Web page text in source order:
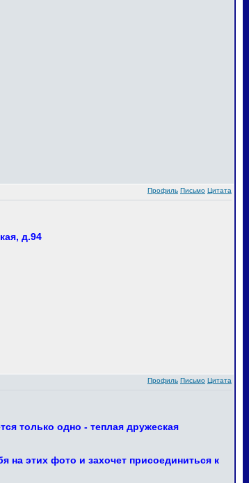
Профиль Письмо Цитата
д.94
Профиль Письмо Цитата
только одно - теплая дружеская
на этих фото и захочет присоединиться к